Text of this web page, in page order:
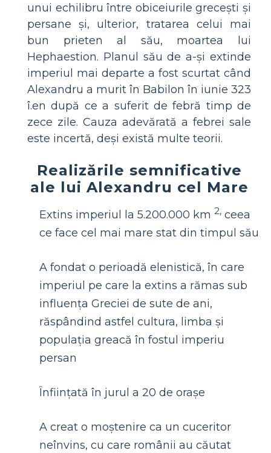
unui echilibru între obiceiurile grecești și
persane și, ulterior, tratarea celui mai
bun prieten al său, moartea lui
Hephaestion. Planul său de a-și extinde
imperiul mai departe a fost scurtat când
Alexandru a murit în Babilon în iunie 323
î.en după ce a suferit de febră timp de
zece zile. Cauza adevărată a febrei sale
este incertă, deși există multe teorii.
Realizările semnificative
ale lui Alexandru cel Mare
Extins imperiul la 5.200.000 km 2, ceea
ce face cel mai mare stat din timpul său
A fondat o perioadă elenistică, în care
imperiul pe care la extins a rămas sub
influența Greciei de sute de ani,
răspândind astfel cultura, limba și
populația greacă în fostul imperiu
persan
Înființată în jurul a 20 de orașe
A creat o moștenire ca un cuceritor
neînvins, cu care românii au căutat